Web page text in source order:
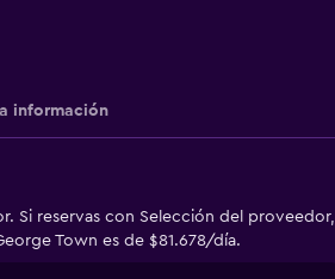
información
Si reservas con Selección del proveedor,
Town es de $81.678/día.